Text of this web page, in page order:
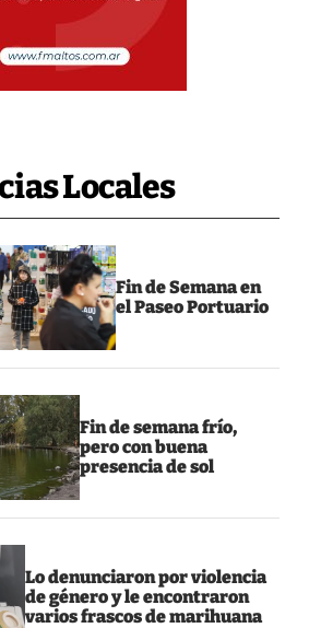
Locales
Fin de Semana en
el Paseo Portuario
Fin de semana frío,
pero con buena
presencia de sol
Lo denunciaron por violencia
de género y le encontraron
varios frascos de marihuana